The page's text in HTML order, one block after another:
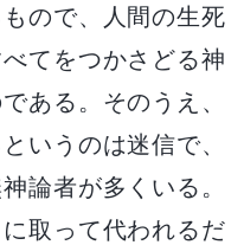
ので、人間の生死
てをつかさどる神
ある。そのうえ、
いうのは迷信で、
論者が多くいる。
取って代われるだ